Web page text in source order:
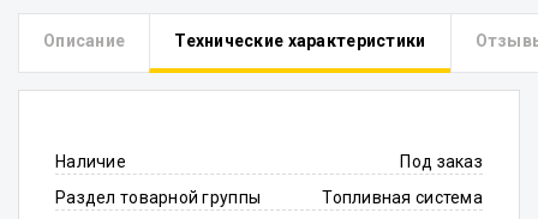
Описание Технические характеристики
Наличие
Под заказ
Раздел товарной группы
Топливная система